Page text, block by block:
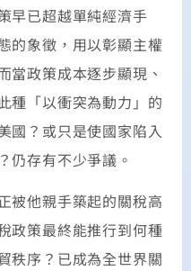
已超越單純經濟手
的象徵，用以彰顯主權
當政策成本逐步顯現、
種「以衝突為動力」的
國？或只是使國家陷入
仍存有不少爭議。
他親手築起的關稅高
政策最終能推行到何種
秩序？已成為全世界關